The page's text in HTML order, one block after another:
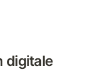
digitale